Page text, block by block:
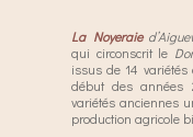
La Noyeraie
qui circonscrit le
issus de 14
début des années
variétés anciennes
production agricole